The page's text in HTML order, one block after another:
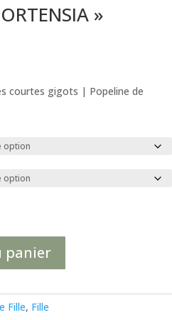
»
:
courtes gigots | Popeline de
panier
Fille, Fille